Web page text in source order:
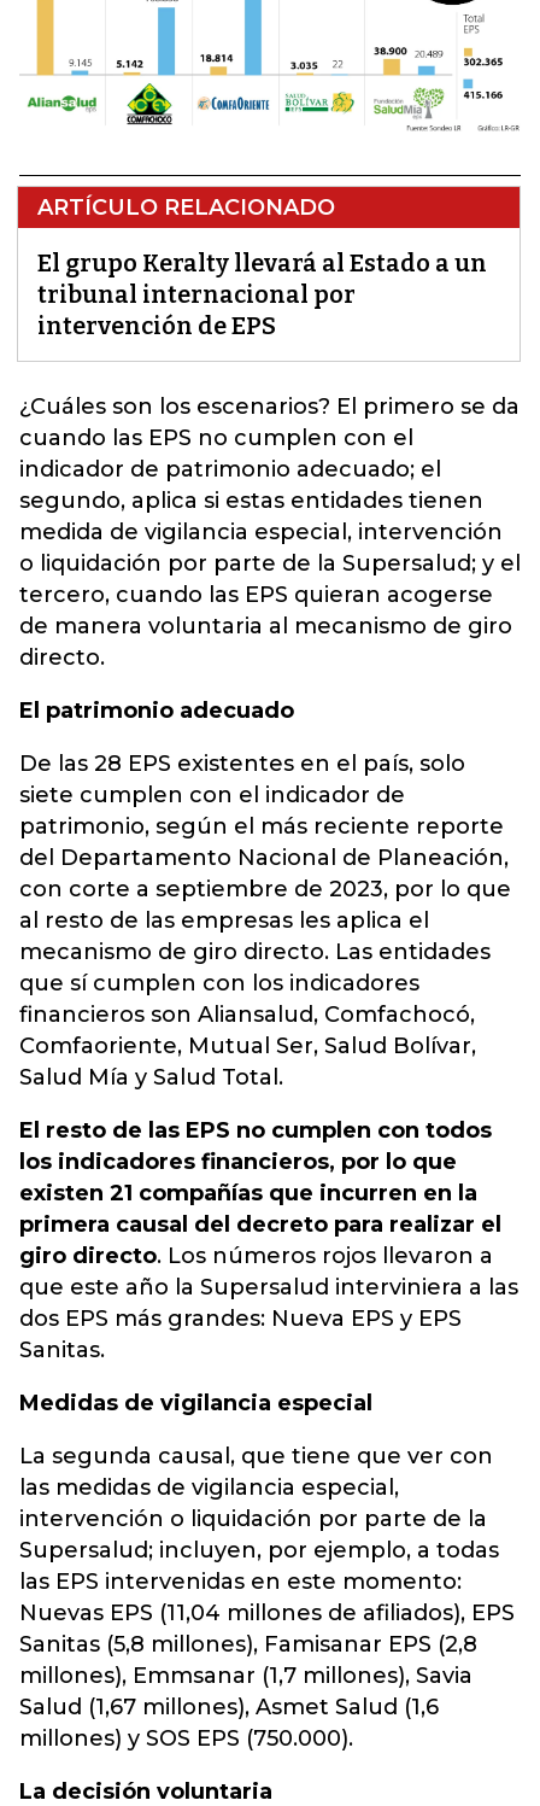
ARTÍCULO RELACIONADO
El grupo Keralty llevará al Estado a un
tribunal internacional por
intervención de EPS
¿Cuáles son los escenarios? El primero se da
cuando las EPS no cumplen con el
indicador de patrimonio adecuado; el
segundo, aplica si estas entidades tienen
medida de vigilancia especial, intervención
o liquidación por parte de la Supersalud; y el
tercero, cuando las EPS quieran acogerse
de manera voluntaria al mecanismo de giro
directo.
El patrimonio adecuado
De las 28 EPS existentes en el país, solo
siete cumplen con el indicador de
patrimonio, según el más reciente reporte
del Departamento Nacional de Planeación,
con corte a septiembre de 2023, por lo que
al resto de las empresas les aplica el
mecanismo de giro directo. Las entidades
que sí cumplen con los indicadores
financieros son Aliansalud, Comfachocó,
Comfaoriente, Mutual Ser, Salud Bolívar,
Salud Mía y Salud Total.
El resto de las EPS no cumplen con todos
los indicadores financieros, por lo que
existen 21 compañías que incurren en la
primera causal del decreto para realizar el
giro directo. Los números rojos llevaron a
que este año la Supersalud interviniera a las
dos EPS más grandes: Nueva EPS y EPS
Sanitas.
Medidas de vigilancia especial
La segunda causal, que tiene que ver con
las medidas de vigilancia especial,
intervención o liquidación por parte de la
Supersalud; incluyen, por ejemplo, a todas
las EPS intervenidas en este momento:
Nuevas EPS (11,04 millones de afiliados), EPS
Sanitas (5,8 millones), Famisanar EPS (2,8
millones), Emmsanar (1,7 millones), Savia
Salud (1,67 millones), Asmet Salud (1,6
millones) y SOS EPS (750.000).
La decisión voluntaria